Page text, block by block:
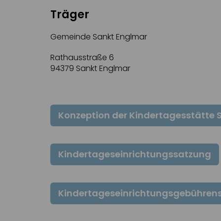
Träger
Gemeinde Sankt Englmar
Rathausstraße 6
94379 Sankt Englmar
Konzeption der Kindertagesstätte
Kindertageseinrichtungssatzung